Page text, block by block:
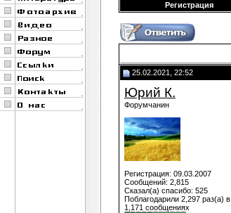
Регистрация
25.02.2021, 22:52
Юрий К.
Форумчанин
Регистрация: 09.03.2007
Сообщений: 2,815
Сказал(а) спасибо: 525
Поблагодарили 2,297 раз(а) в
1,171 сообщениях